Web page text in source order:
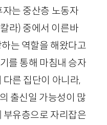
는 중산층 노동자
라) 중에서 이른바
는 역할을 해왔다고
를 통해 마침내 승자
른 집단이 아니라,
출신일 가능성이 많
부유층으로 자리잡은